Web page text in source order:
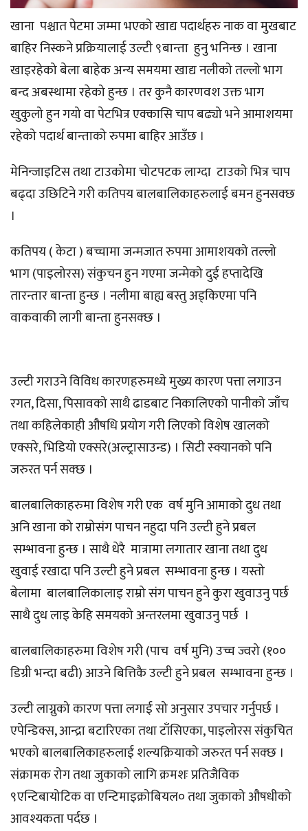
खाना पश्चात पेटमा जम्मा भएको खाद्य पदार्थहरु नाक वा मुखबाट
बाहिर निस्कने प्रक्रियालाई उल्टी ९बान्ता हुनु भनिन्छ । खाना
खाइरहेको बेला बाहेक अन्य समयमा खाद्य नलीको तल्लो भाग
बन्द अबस्थामा रहेको हुन्छ । तर कुनै कारणवश उक्त भाग
खुकुलो हुन गयो वा पेटभित्र एक्कासि चाप बढ्यो भने आमाशयमा
रहेको पदार्थ बान्ताको रुपमा बाहिर आउँछ ।
मेनिन्जाइटिस तथा टाउकोमा चोटपटक लाग्दा टाउको भित्र चाप
बढ्दा उछिटिने गरी कतिपय बालबालिकाहरुलाई बमन हुनसक्छ
।
कतिपय ( केटा ) बच्चामा जन्मजात रुपमा आमाशयको तल्लो
भाग (पाइलोरस) संकुचन हुन गएमा जन्मेको दुई हप्तादेखि
तारन्तार बान्ता हुन्छ । नलीमा बाह्य बस्तु अड्किएमा पनि
वाकवाकी लागी बान्ता हुनसक्छ ।
उल्टी गराउने विविध कारणहरुमध्ये मुख्य कारण पत्ता लगाउन
रगत, दिसा, पिसावको साथै ढाडबाट निकालिएको पानीको जाँच
तथा कहिलेकाही औषधि प्रयोग गरी लिएको विशेष खालको
एक्सरे, भिडियो एक्सरे(अल्ट्रासाउन्ड) । सिटी स्क्यानको पनि
जरुरत पर्न सक्छ ।
बालबालिकाहरुमा विशेष गरी एक वर्ष मुनि आमाको दुध तथा
अनि खाना को राम्रोसंग पाचन नहुदा पनि उल्टी हुने प्रबल
सम्भावना हुन्छ । साथै धेरै मात्रामा लगातार खाना तथा दुध
खुवाई रखादा पनि उल्टी हुने प्रबल सम्भावना हुन्छ । यस्तो
बेलामा बालबालिकालाइ राम्रो संग पाचन हुने कुरा खुवाउनु पर्छ
साथै दुध लाइ केहि समयको अन्तरलमा खुवाउनु पर्छ ।
बालबालिकाहरुमा विशेष गरी (पाच वर्ष मुनि) उच्च ज्वरो (१००
डिग्री भन्दा बढी) आउने बित्तिकै उल्टी हुने प्रबल सम्भावना हुन्छ ।
उल्टी लाग्नुको कारण पत्ता लगाई सो अनुसार उपचार गर्नुपर्छ ।
एपेन्डिक्स, आन्द्रा बटारिएका तथा टाँसिएका, पाइलोरस संकुचित
भएको बालबालिकाहरुलाई शल्यक्रियाको जरुरत पर्न सक्छ ।
संक्रामक रोग तथा जुकाको लागि क्रमशः प्रतिजैविक
९एन्टिबायोटिक वा एन्टिमाइक्रोबियल० तथा जुकाको औषधीको
आवश्यकता पर्दछ ।